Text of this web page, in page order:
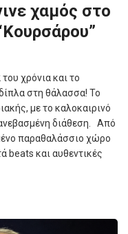
χαμός στο
χρόνια και το
στη θάλασσα! Το
με το καλοκαιρινό
διάθεση. Από
παραθαλάσσιο χώρο
beats και αυθεντικές